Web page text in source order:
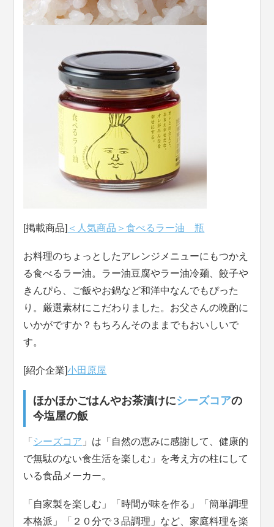
[掲載商品] ＜人気商品＞食べるラー油 瓶
お料理のちょっとしたアレンジメニューにもつかえ
る食べるラー油。ラー油豆腐やラー油冷麺、餃子や
きんぴら、ご飯やお鍋など和洋中なんでもぴった
り。厳選素材にこだわりました。お父さんの晩酌に
いかがですか？もちろんそのままでもおいしいで
す。
[紹介企業]小田原屋
ほかほかごはんやお茶漬けにシーズコアの
今塩屋の飯
「 シーズコア 」は「自然の恵みに感謝して、健康的
で無駄のない食生活を楽しむ」を考え方の柱にして
いる食品メーカー。
「自家製を楽しむ」「時間が味を作る」「簡単調理
本格派」「２０分で３品調理」など、家庭料理を楽